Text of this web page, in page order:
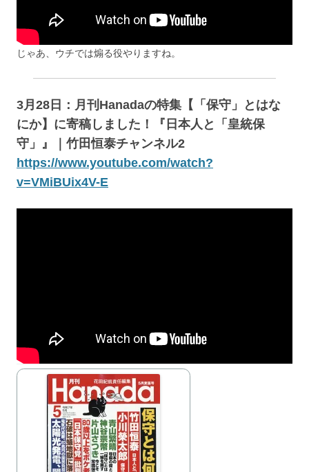
じゃあ、ウチでは煽る役やりますね。
3月28日：月刊Hanadaの特集【「保守」とはな
にか】に寄稿しました！『日本人と「皇統保
守」』｜竹田恒泰チャンネル2
https://www.youtube.com/watch?
v=VMiBUix4V-E